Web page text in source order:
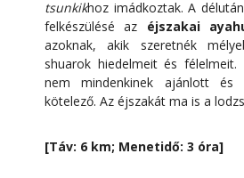
tsunkikhoz imádkoztak. A
felkészülésé az éjszakai
azoknak, akik szeretnék
shuarok hiedelmeit és félelmeit.
nem mindenkinek ajánlott és
kötelező. Az éjszakát ma is a
[Táv: 6 km; Menetidő: 3 óra]